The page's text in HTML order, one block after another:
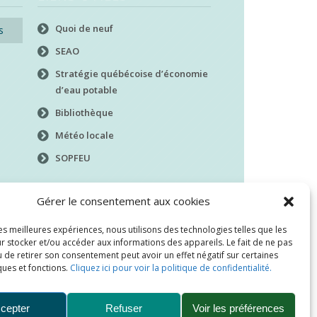
Gérer le consentement aux cookies
meilleures expériences, nous utilisons des technologies telles que les
stocker et/ou accéder aux informations des appareils. Le fait de ne pas
de retirer son consentement peut avoir un effet négatif sur certaines
et fonctions. Cliquez ici pour voir la politique de confidentialité.
Refuser Voir les préférences
Quoi de neuf
SEAO
Stratégie québécoise d’économie
d’eau potable
Bibliothèque
Météo locale
SOPFEU